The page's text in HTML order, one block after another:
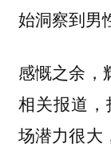
始洞察到男
感慨之余，
相关报道
场潜力很大